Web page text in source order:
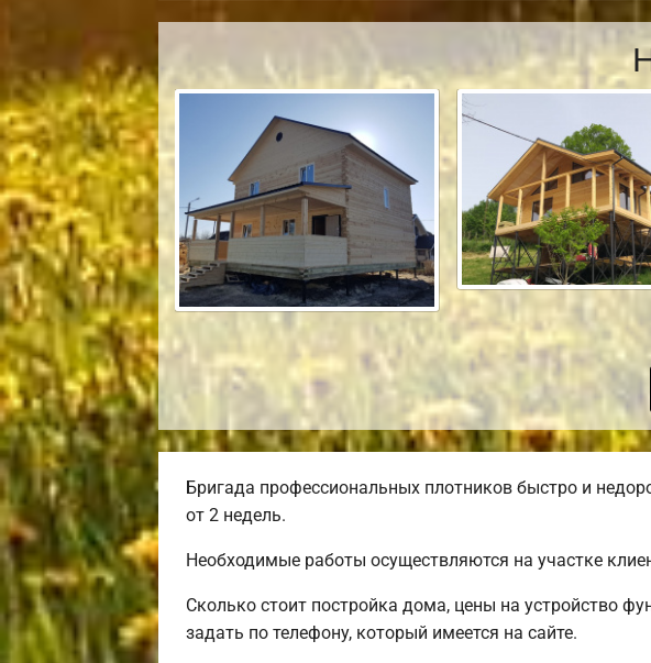
Бригада профессиональных плотников быстро и
от 2 недель.
Необходимые работы осуществляются на участке
Сколько стоит постройка дома, цены на устройство
задать по телефону, который имеется на сайте.